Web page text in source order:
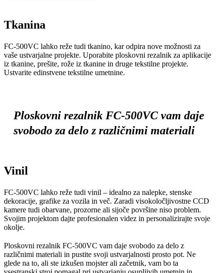
Tkanina
FC-500VC lahko reže tudi tkanino, kar odpira nove možnosti za
vaše ustvarjalne projekte. Uporabite ploskovni rezalnik za aplikacije
iz tkanine, prešite, rože iz tkanine in druge tekstilne projekte.
Ustvarite edinstvene tekstilne umetnine.
Ploskovni rezalnik FC-500VC vam daje
svobodo za delo z različnimi materiali
Vinil
FC-500VC lahko reže tudi vinil – idealno za nalepke, stenske
dekoracije, grafike za vozila in več. Zaradi visokoločljivostne CCD
kamere tudi obarvane, prozorne ali sijoče površine niso problem.
Svojim projektom dajte profesionalen videz in personalizirajte svoje
okolje.
Ploskovni rezalnik FC-500VC vam daje svobodo za delo z
različnimi materiali in pustite svoji ustvarjalnosti prosto pot. Ne
glede na to, ali ste izkušen mojster ali začetnik, vam bo ta